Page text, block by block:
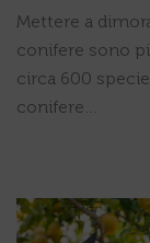
Mettere a
conifere sono
circa 600
conifere…